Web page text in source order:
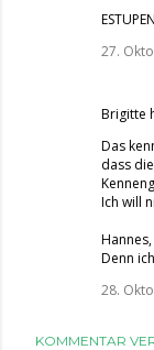
27.
Brigitte
Das
dass
Ich will
Denn
28.
KOMMENTAR